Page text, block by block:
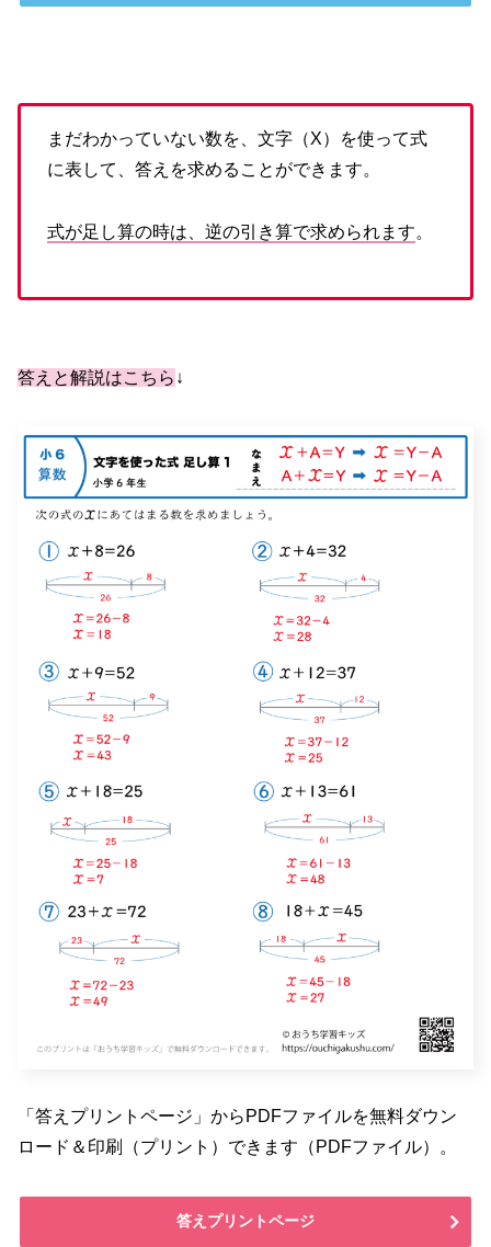
まだわかっていない数を、文字（X）を使って式
に表して、答えを求めることができます。
式が足し算の時は、逆の引き算で求められます。
答えと解説はこちら ↓
「答えプリントページ」からPDFファイルを無料ダウン
ロード＆印刷（プリント）できます（PDFファイル）。
答えプリントページ